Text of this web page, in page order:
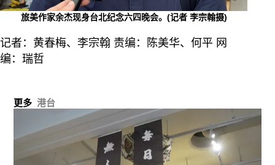
旅美作家余杰现身台北纪念六四晚会。(记者 李宗翰摄)
记者：黄春梅、李宗翰 责编：陈美华、何平 网
编：瑞哲
更多 港台